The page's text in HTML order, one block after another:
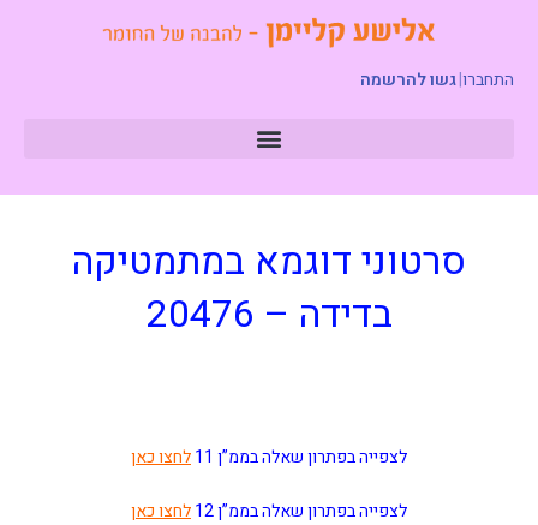
התחברו|גשו להרשמה
סרטוני דוגמא במתמטיקה
בדידה – 20476
לצפייה בפתרון שאלה בממ”ן 11 לחצו כאן
לצפייה בפתרון שאלה בממ”ן 12 לחצו כאן